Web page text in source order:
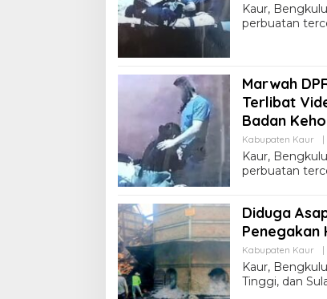
Kaur,
perbuatan
Marwah
Terlibat
Badan
Kabupaten Kaur |
Kaur,
perbuatan
Diduga
Penegakan
Kabupaten Kaur |
Kaur,
Tinggi, dan